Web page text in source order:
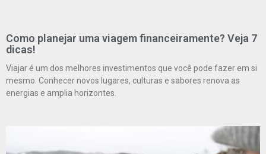
Como planejar uma viagem financeiramente? Veja 7
dicas!
Viajar é um dos melhores investimentos que você pode fazer em si
mesmo. Conhecer novos lugares, culturas e sabores renova as
energias e amplia horizontes.